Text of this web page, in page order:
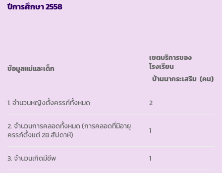
ปีการศึกษา2558
ข้อมูลแม่และเด็ก
เขตบริการของ
โรงเรียน
บ้านนากระเสริม(คน)
1. จำนวนหญิงตั้งครรภ์ทั้งหมด 2
2. จำนวนการคลอดทั้งหมด (การคลอดที่มีอายุ
ครรภ์ตั้งแต่ 28 สัปดาห์)
1
3. จำนวนเกิดมีชีพ 1